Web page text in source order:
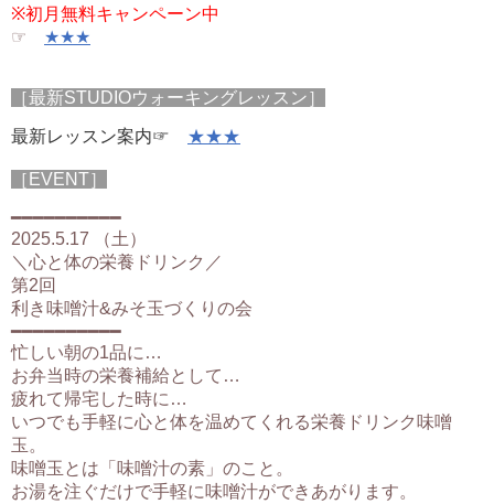
※初月無料キャンペーン中
☞ ★★★
［最新STUDIOウォーキングレッスン］
最新レッスン案内☞ ★★★
［EVENT］
━━━━━━━━━━
2025.5.17 （土）
＼心と体の栄養ドリンク／
第2回
利き味噌汁&みそ玉づくりの会
━━━━━━━━━━
忙しい朝の1品に…
お弁当時の栄養補給として…
疲れて帰宅した時に…
いつでも手軽に心と体を温めてくれる栄養ドリンク味噌
玉。
味噌玉とは「味噌汁の素」のこと。
お湯を注ぐだけで手軽に味噌汁ができあがります。